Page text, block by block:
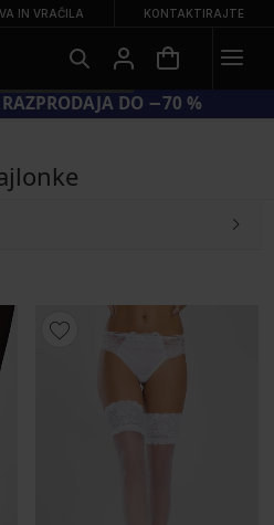
IN VRAČILA KONTAKTIRAJTE
DO −70 %